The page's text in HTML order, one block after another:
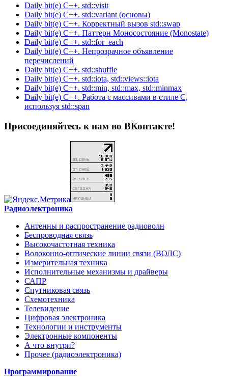
Daily bit(e) C++. std::visit
Daily bit(e) C++. std::variant (основы)
Daily bit(e) C++. Корректный вызов std::swap
Daily bit(e) C++. Паттерн Моносостояние (Monostate)
Daily bit(e) C++. std::for_each
Daily bit(e) C++. Непрозрачное объявление
перечислений
Daily bit(e) C++. std::shuffle
Daily bit(e) C++. std::iota, std::views::iota
Daily bit(e) C++. std::min, std::max, std::minmax
Daily bit(e) C++. Работа с массивами в стиле C,
используя std::span
Присоединяйтесь к нам во ВКонтакте!
Радиоэлектроника
Антенны и распространение радиоволн
Беспроводная связь
Высокочастотная техника
Волоконно-оптические линии связи (ВОЛС)
Измерительная техника
Исполнительные механизмы и драйверы
САПР
Спутниковая связь
Схемотехника
Телевидение
Цифровая электроника
Технологии и инструменты
Электронные компоненты
А что внутри?
Прочее (радиоэлектроника)
Программирование